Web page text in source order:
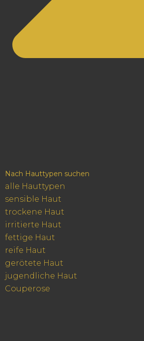
Nach Hauttypen suchen
alle Hauttypen
sensible Haut
trockene Haut
irritierte Haut
fettige Haut
reife Haut
gerötete Haut
jugendliche Haut
Couperose